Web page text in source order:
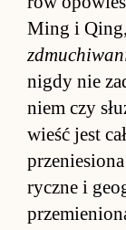
Ming i
ni­gdy nie
niem czy
wieść jest
ryczne i